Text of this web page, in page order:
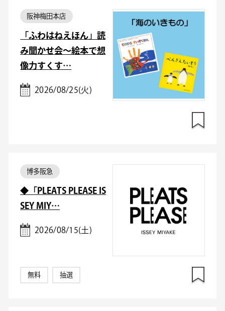
阪神梅田本店
「ふわはねえほん」読
み聞かせ会～絵本で想
像力すくす…
2026/08/25(火)
博多阪急
◆「PLEATS PLEASE IS
SEY MIY…
2026/08/15(土)
無料 抽選